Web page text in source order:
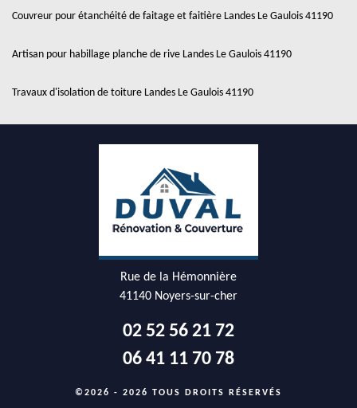
Couvreur pour étanchéité de faitage et faitière Landes Le Gaulois 41190
Artisan pour habillage planche de rive Landes Le Gaulois 41190
Travaux d'isolation de toiture Landes Le Gaulois 41190
Rue de la Hémonnière
41140 Noyers-sur-cher
02 52 56 21 72
06 41 11 70 78
©2026 - 2026 TOUS DROITS RÉSERVÉS